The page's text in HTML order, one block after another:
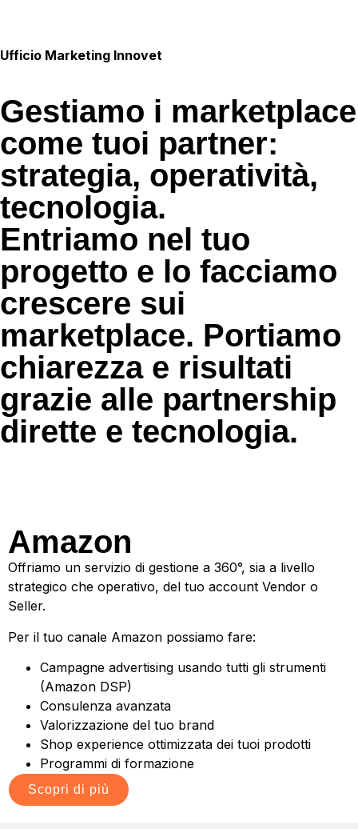
Ufficio Marketing Innovet
Gestiamo i marketplace
come tuoi partner:
strategia, operatività,
tecnologia.
Entriamo nel tuo
progetto e lo facciamo
crescere sui
marketplace. Portiamo
chiarezza e risultati
grazie alle partnership
dirette e tecnologia.
Amazon
Offriamo un servizio di gestione a 360°, sia a livello
strategico che operativo, del tuo account Vendor o
Seller.
Per il tuo canale Amazon possiamo fare:
Campagne advertising usando tutti gli strumenti
(Amazon DSP)
Consulenza avanzata
Valorizzazione del tuo brand
Shop experience ottimizzata dei tuoi prodotti
Programmi di formazione
Scopri di più